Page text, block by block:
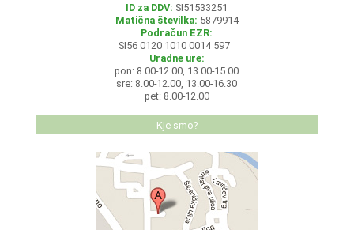
ID za DDV: SI51533251
Matična številka: 5879914
Podračun EZR:
SI56 0120 1010 0014 597
Uradne ure:
pon: 8.00-12.00, 13.00-15.00
sre: 8.00-12.00, 13.00-16.30
pet: 8.00-12.00
Kje smo?